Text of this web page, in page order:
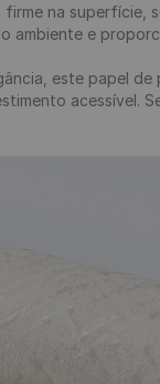
na
ambiente e
este papel
acessível.